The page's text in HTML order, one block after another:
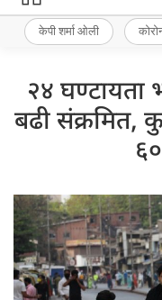
केपी शर्मा ओली
२४ घण्टायता
बढी संक्रमित,